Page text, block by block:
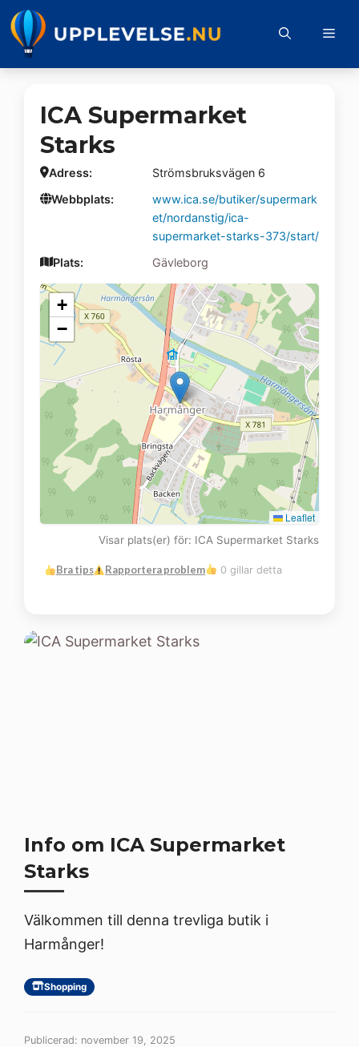
Hoppa
till
innehåll
ICA Supermarket
Starks
Adress:
Strömsbruksvägen 6
Webbplats:
www.ica.se/butiker/supermark
et/nordanstig/ica-
supermarket-starks-373/start/
Plats:
Gävleborg
+
−
Leaflet
Visar plats(er) för: ICA Supermarket Starks
Bra tips Rapportera problem 0 gillar detta
Info om ICA Supermarket
Starks
Välkommen till denna trevliga butik i
Harmånger!
Shopping
Publicerad: november 19, 2025